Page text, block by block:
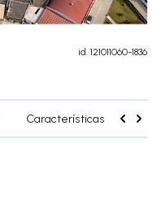
id. 121011060-1836
Características